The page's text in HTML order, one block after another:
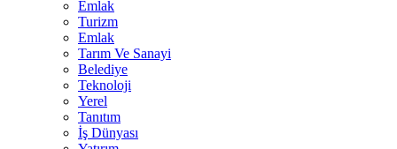
Emlak
Turizm
Emlak
Tarım Ve Sanayi
Belediye
Teknoloji
Yerel
Tanıtım
İş Dünyası